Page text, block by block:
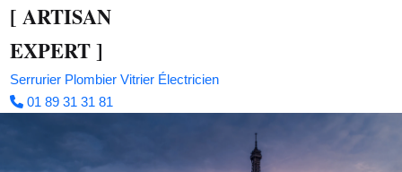
[ ARTISAN
EXPERT]
Serrurier Plombier Vitrier Électricien
01 89 31 31 81